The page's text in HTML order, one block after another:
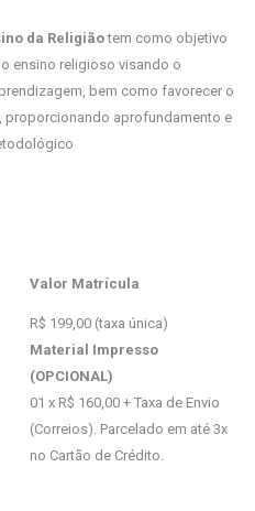
da Religiãotem como objetivo
ensino religioso visando o
bem como favorecer o
aprofundamento e
Valor Matrícula
R$ 199,00 (taxa única)
Material Impresso
(OPCIONAL)
01 x R$ 160,00 + Taxa de Envio
(Correios). Parcelado em até 3x
no Cartão de Crédito.